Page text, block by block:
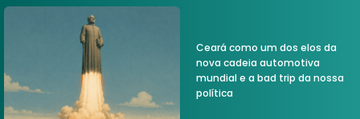
Ceará como um dos elos da
nova cadeia automotiva
mundial e a bad trip da nossa
política